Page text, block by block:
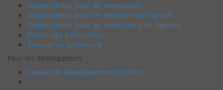
Opportunités pour les revendeurs
Opportunités pour les vendeurs de logiciels
Opportunités pour les consultants en logiciels
Portail des partenaires
Trouver un partenaire
Pour les développeurs
Canvas de développement Onfinity